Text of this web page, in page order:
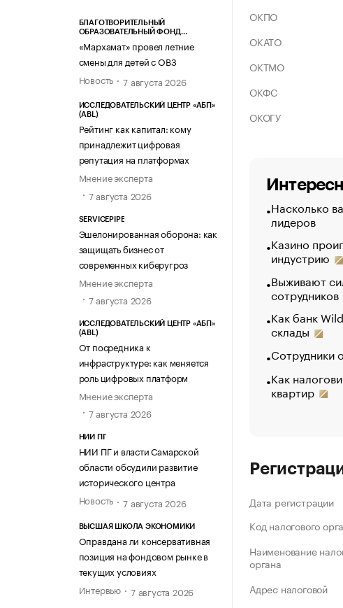
БЛАГОТВОРИТЕЛЬНЫЙ
ОБРАЗОВАТЕЛЬНЫЙ ФОНД
«Мархамат» провел летние
смены для детей с ОВЗ
Новость
7 августа 2026
ИССЛЕДОВАТЕЛЬСКИЙ ЦЕНТР «АБП»
(ABL)
Рейтинг как капитал: кому
принадлежит цифровая
репутация на платформах
Мнение эксперта
7 августа 2026
SERVICEPIPE
Эшелонированная оборона: как
защищать бизнес от
современных киберугроз
Мнение эксперта
7 августа 2026
ИССЛЕДОВАТЕЛЬСКИЙ ЦЕНТР «АБП»
(ABL)
От посредника к
инфраструктуре: как меняется
роль цифровых платформ
Мнение эксперта
7 августа 2026
НИИ ПГ
НИИ ПГ и власти Самарской
области обсудили развитие
исторического центра
Новость
7 августа 2026
ВЫСШАЯ ШКОЛА ЭКОНОМИКИ
Оправдана ли консервативная
позиция на фондовом рынке в
текущих условиях
Интервью
7 августа 2026
ОКПО
ОКАТО
ОКТМО
ОКФС
ОКОГУ
Насколько
лидеров
Казино
индустрию
Выживают
сотрудников
Как банк
склады
Сотрудники
Как
квартир
Дата регистрации
Код налогового
Наименование
органа
Адрес налоговой